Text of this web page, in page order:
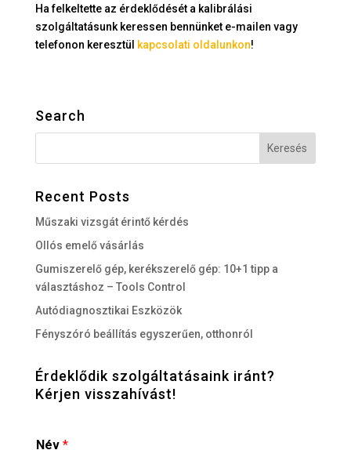
Ha felkeltette az érdeklődését a kalibrálási
szolgáltatásunk keressen bennünket e-mailen vagy
telefonon keresztül kapcsolati oldalunkon!
Search
Recent Posts
Műszaki vizsgát érintő kérdés
Ollós emelő vásárlás
Gumiszerelő gép, kerékszerelő gép: 10+1 tipp a
választáshoz – Tools Control
Autódiagnosztikai Eszközök
Fényszóró beállítás egyszerűen, otthonról
Érdeklődik szolgáltatásaink iránt?
Kérjen visszahívást!
Név *